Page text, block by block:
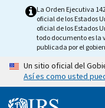
La Orden Ejecutiva
oficial de los Estados
oficial de los Estados
todo documento es la
publicada por el
Un sitio oficial del
Así es como usted